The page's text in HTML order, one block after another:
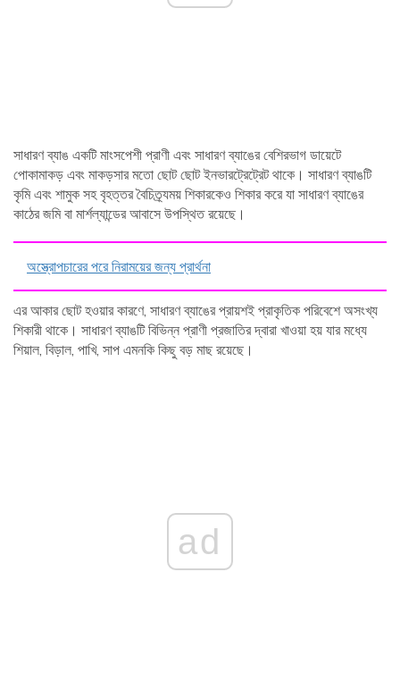
সাধারণ ব্যাঙ একটি মাংসপেশী প্রাণী এবং সাধারণ ব্যাঙের বেশিরভাগ ডায়েটে
পোকামাকড় এবং মাকড়সার মতো ছোট ছোট ইনভারট্রেট্রেট থাকে। সাধারণ ব্যাঙটি
কৃমি এবং শামুক সহ বৃহত্তর বৈচিত্র্যময় শিকারকেও শিকার করে যা সাধারণ ব্যাঙের
কাঠের জমি বা মার্শল্যান্ডের আবাসে উপস্থিত রয়েছে।
অস্ত্রোপচারের পরে নিরাময়ের জন্য প্রার্থনা
এর আকার ছোট হওয়ার কারণে, সাধারণ ব্যাঙের প্রায়শই প্রাকৃতিক পরিবেশে অসংখ্য
শিকারী থাকে। সাধারণ ব্যাঙটি বিভিন্ন প্রাণী প্রজাতির দ্বারা খাওয়া হয় যার মধ্যে
শিয়াল, বিড়াল, পাখি, সাপ এমনকি কিছু বড় মাছ রয়েছে।
ad